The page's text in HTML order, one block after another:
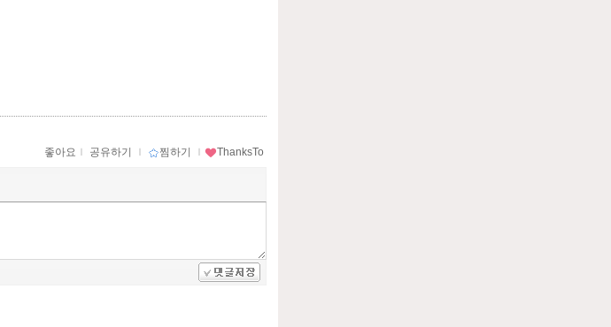
좋아요 ｌ 공유하기 ｌ 찜하기 ｌ ThanksTo